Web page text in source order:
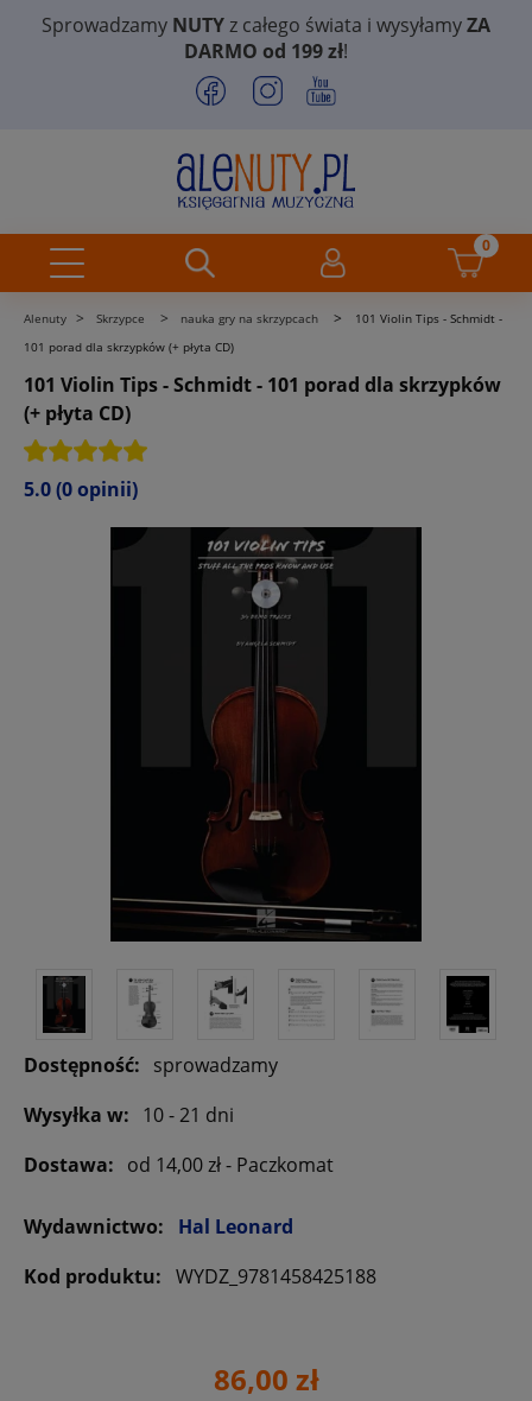
Sprowadzamy NUTYz całego świata i wysyłamyZA
DARMO od 199 zł!
Alenuty > Skrzypce > nauka gry na skrzypcach >
101 Violin Tips - Schmidt -
101 porad dla skrzypków (+ płyta CD)
101 Violin Tips - Schmidt - 101 porad dla skrzypków
(+ płyta CD)
5.0(0 opinii)
Dostępność: sprowadzamy
Wysyłka w: 10 - 21 dni
Dostawa: od 14,00 zł- Paczkomat
Wydawnictwo:
Hal Leonard
Kod produktu: WYDZ_9781458425188
86,00 zł